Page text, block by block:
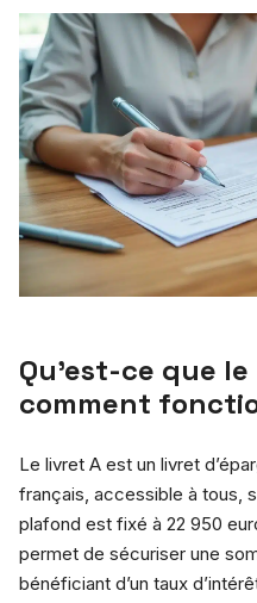
Qu’est-ce que
comment
Le livret A est un livret
français, accessible à tous,
plafond est fixé à 22 950
permet de sécuriser une
bénéficiant d’un taux